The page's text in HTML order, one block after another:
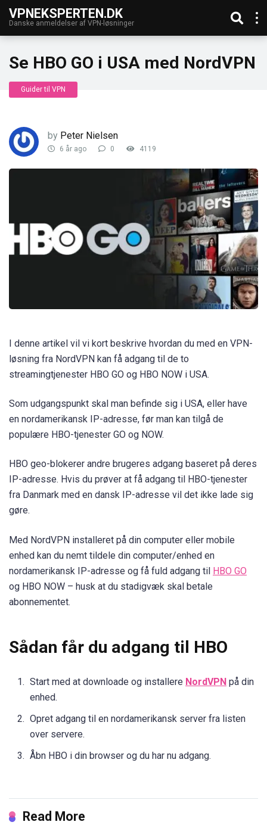
VPNEKSPERTEN.DK
Danske anmeldelser af VPN-løsninger
Se HBO GO i USA med NordVPN
Guider til VPN
by Peter Nielsen
6 år ago 0 4119
I denne artikel vil vi kort beskrive hvordan du med en VPN-
løsning fra NordVPN kan få adgang til de to
streamingtjenester HBO GO og HBO NOW i USA.
Som udgangspunkt skal man befinde sig i USA, eller have
en nordamerikansk IP-adresse, før man kan tilgå de
populære HBO-tjenester GO og NOW.
HBO geo-blokerer andre brugeres adgang baseret på deres
IP-adresse. Hvis du prøver at få adgang til HBO-tjenester
fra Danmark med en dansk IP-adresse vil det ikke lade sig
gøre.
Med NordVPN installeret på din computer eller mobile
enhed kan du nemt tildele din computer/enhed en
nordamerikansk IP-adresse og få fuld adgang til HBO GO
og HBO NOW – husk at du stadigvæk skal betale
abonnementet.
Sådan får du adgang til HBO
Start med at downloade og installere NordVPN på din
enhed.
Opret adgang til en nordamerikansk server fra listen
over servere.
Åbn HBO i din browser og du har nu adgang.
Read More